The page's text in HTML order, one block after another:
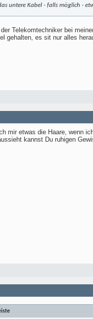
untere Kabel - falls möglich -
Telekomtechniker bei
gehalten, es sit nur alles
mir etwas die Haare, wenn
kannst Du ruhigen